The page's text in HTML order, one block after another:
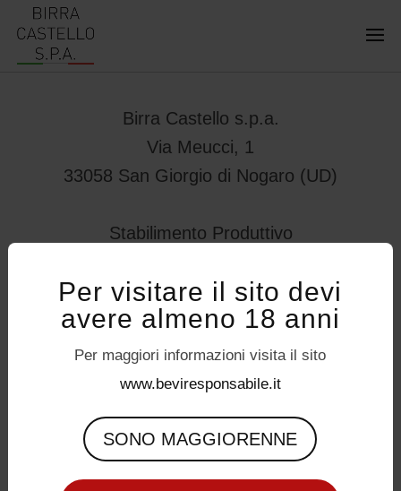
Birra Castello s.p.a.
Via Meucci, 1
33058 San Giorgio di Nogaro (UD)
Stabilimento Produttivo
32034 – Pedavena (BL)
servizioconsumatori@birracastello.it
Seguici su
P.I. 01994920302
Per visitare il sito devi
avere almeno 18 anni
Per maggiori informazioni visita il sito
www.beviresponsabile.it
SONO MAGGIORENNE